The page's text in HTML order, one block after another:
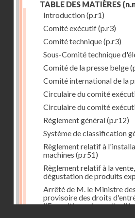
TABLE DES MATIÈRES
Introduction(p.r1)
Comité exécutif(p.r3)
Comité technique(p.r3)
Sous-Comité technique
Comité de la presse belge
Comité international de la
Circulaire du comité
Circulaire du comité
Règlement général(p.r12)
Système de classification
Règlement relatif à
machines (p.r51)
Règlement relatif à la
dégustation de produits
Arrêté de M. le Ministre
provisoire des droits
l'Exposition universelle